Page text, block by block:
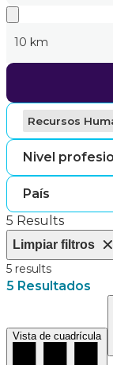
10 km
Recursos
Nivel
País
5 Results
Limpiar filtros
5 results
5 Resultados
Vista de cuadrícula